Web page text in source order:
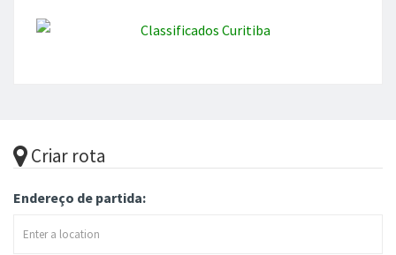
Criar rota
Endereço de partida: